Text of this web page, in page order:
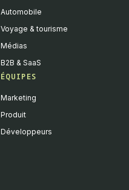
Automobile
Voyage & tourisme
Médias
B2B & SaaS
ÉQUIPES
Marketing
Produit
Développeurs